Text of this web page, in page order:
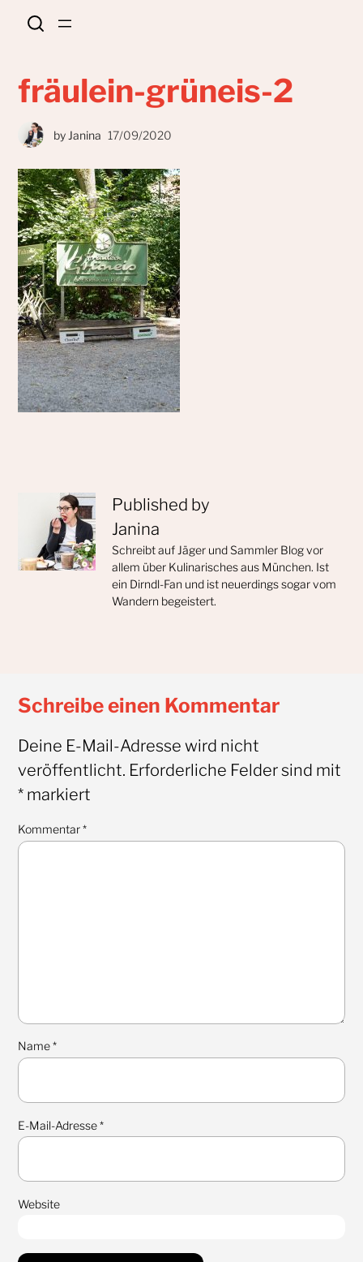
fräulein-grüneis-2
by Janina 17/09/2020
Published by
Janina
Schreibt auf Jäger und Sammler Blog vor
allem über Kulinarisches aus München. Ist
ein Dirndl-Fan und ist neuerdings sogar vom
Wandern begeistert.
Schreibe einen Kommentar
Deine E-Mail-Adresse wird nicht
veröffentlicht. Erforderliche Felder sind mit
*markiert
Kommentar*
Name*
E-Mail-Adresse*
Website